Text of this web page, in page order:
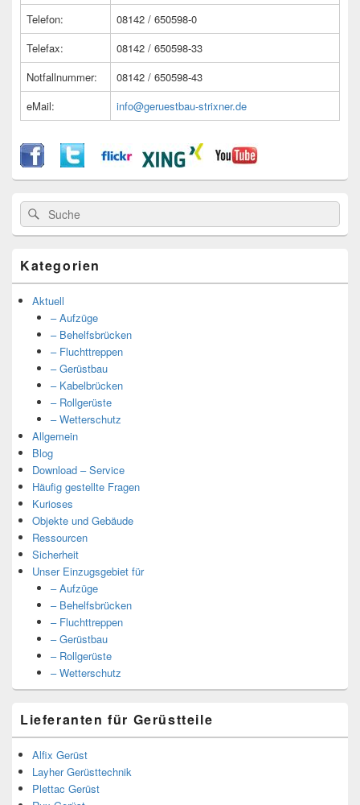
Telefon:
08142 / 650598-0
Telefax:
08142 / 650598-33
Notfallnummer:
08142 / 650598-43
eMail:
info@geruestbau-strixner.de
Suche
nach:
Suche
Kategorien
Aktuell
– Aufzüge
– Behelfsbrücken
– Fluchttreppen
– Gerüstbau
– Kabelbrücken
– Rollgerüste
– Wetterschutz
Allgemein
Blog
Download – Service
Häufig gestellte Fragen
Kurioses
Objekte und Gebäude
Ressourcen
Sicherheit
Unser Einzugsgebiet für
– Aufzüge
– Behelfsbrücken
– Fluchttreppen
– Gerüstbau
– Rollgerüste
– Wetterschutz
Lieferanten für Gerüstteile
Alfix Gerüst
Layher Gerüsttechnik
Plettac Gerüst